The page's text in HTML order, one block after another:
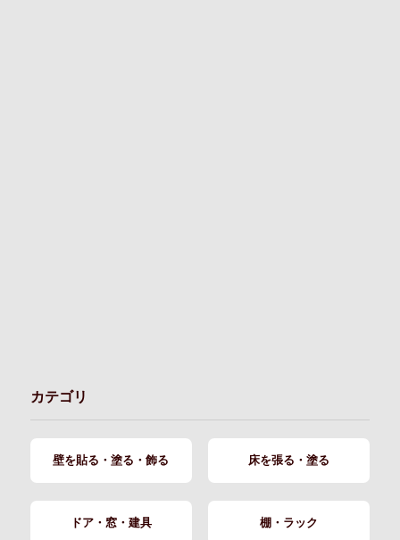
カテゴリ
壁を貼る・塗る・飾る 床を張る・塗る
ドア・窓・建具 棚・ラック